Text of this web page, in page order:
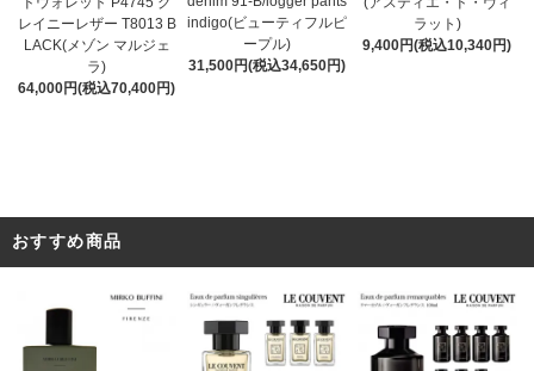
レイニーレザー T8013 B
LACK(メゾン マルジェ
ラ)
64,000円(税込70,400円)
indigo(ビューティフルピ
ープル)
31,500円(税込34,650円)
ラット)
9,400円(税込10,340円)
おすすめ商品